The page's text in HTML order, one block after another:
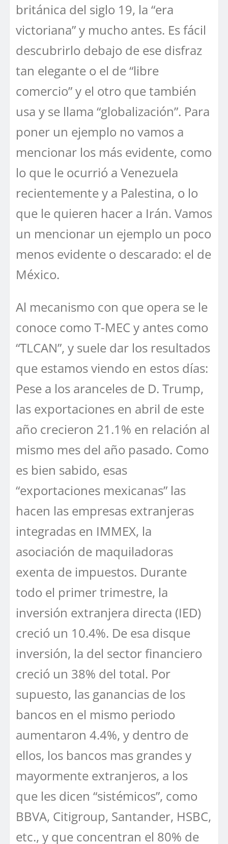
británica del siglo 19, la “era
victoriana” y mucho antes. Es fácil
descubrirlo debajo de ese disfraz
tan elegante o el de “libre
comercio” y el otro que también
usa y se llama “globalización”. Para
poner un ejemplo no vamos a
mencionar los más evidente, como
lo que le ocurrió a Venezuela
recientemente y a Palestina, o lo
que le quieren hacer a Irán. Vamos
un mencionar un ejemplo un poco
menos evidente o descarado: el de
México.
Al mecanismo con que opera se le
conoce como T-MEC y antes como
“TLCAN”, y suele dar los resultados
que estamos viendo en estos días:
Pese a los aranceles de D. Trump,
las exportaciones en abril de este
año crecieron 21.1% en relación al
mismo mes del año pasado. Como
es bien sabido, esas
“exportaciones mexicanas” las
hacen las empresas extranjeras
integradas en IMMEX, la
asociación de maquiladoras
exenta de impuestos. Durante
todo el primer trimestre, la
inversión extranjera directa (IED)
creció un 10.4%. De esa disque
inversión, la del sector financiero
creció un 38% del total. Por
supuesto, las ganancias de los
bancos en el mismo periodo
aumentaron 4.4%, y dentro de
ellos, los bancos mas grandes y
mayormente extranjeros, a los
que les dicen “sistémicos”, como
BBVA, Citigroup, Santander, HSBC,
etc., y que concentran el 80% de